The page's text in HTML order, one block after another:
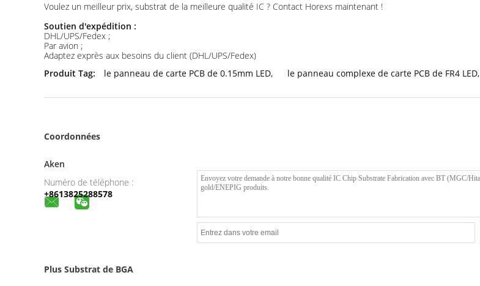
Voulez un meilleur prix, substrat de la meilleure qualité IC ? Contact Horexs maintenant !
Soutien d'expédition :
DHL/UPS/Fedex ;
Par avion ;
Adaptez exprès aux besoins du client (DHL/UPS/Fedex)
Produit Tag:
le panneau de carte PCB de 0.15mm LED, le panneau complexe de carte PCB de FR4 LED,
Coordonnées
Aken
Numéro de téléphone :
+8613825288578
Plus Substrat de BGA